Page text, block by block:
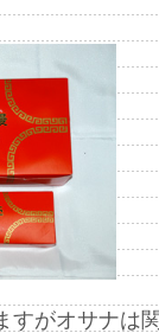
すがオサナは